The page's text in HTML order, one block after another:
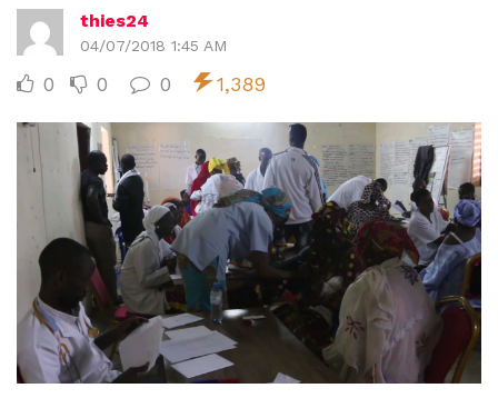
thies24
04/07/2018 1:45 AM
0 0 0 1,389